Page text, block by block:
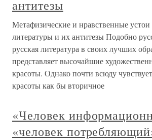
антитезы
Метафизические и нравственные устои
литературы и их антитезы Подобно
русская литература в своих лучших
представляет высочайшие
красоты. Однако почти всюду
красоты как бы вторичное
«Человек
«человек